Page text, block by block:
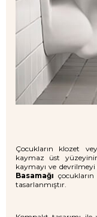
Çocukların klozet
kaymaz üst
kaymayı ve devrilmeyi
Basamağı
tasarlanmıştır.